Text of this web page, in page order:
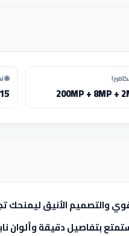
200MP + 8MP +
🌐
والتصميم الأنيق ليمنحك
بتفاصيل دقيقة وألوان